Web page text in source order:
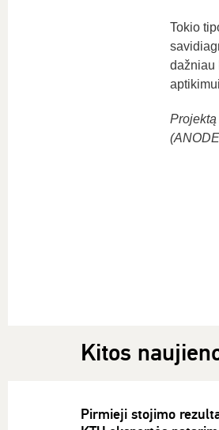
Tokio
dažniau
Kitos
Pirmieji stojimo